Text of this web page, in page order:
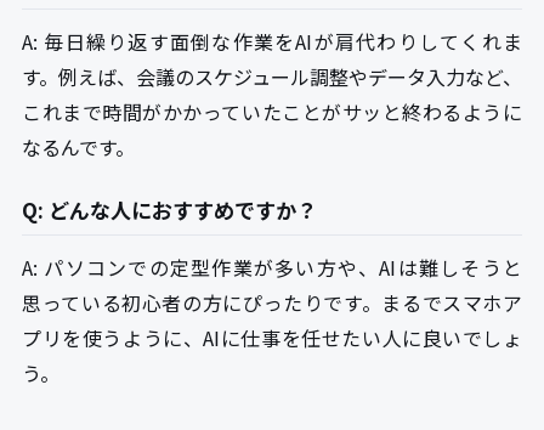
A: 毎日繰り返す面倒な作業をAIが肩代わりしてくれま
す。例えば、会議のスケジュール調整やデータ入力など、
これまで時間がかかっていたことがサッと終わるように
なるんです。
Q: どんな人におすすめですか？
A: パソコンでの定型作業が多い方や、AIは難しそうと
思っている初心者の方にぴったりです。まるでスマホア
プリを使うように、AIに仕事を任せたい人に良いでしょ
う。